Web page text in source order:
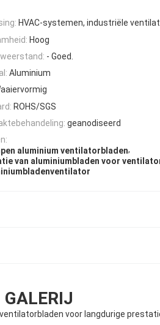
HVAC-systemen, industriële
Hoog
- Goed.
Aluminium
ROHS/SGS
geanodiseerd
aluminium ventilatorbladen,
van aluminiumbladen voor
GALERIJ
voor langdurige